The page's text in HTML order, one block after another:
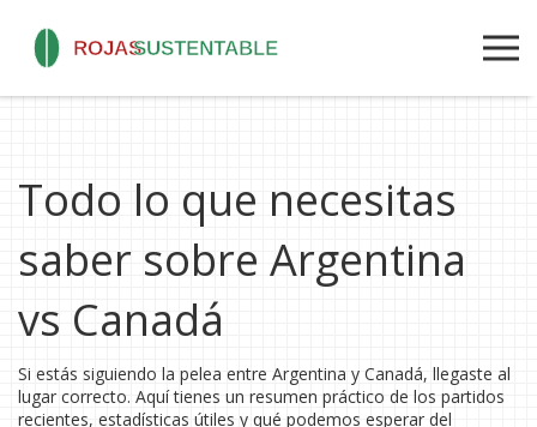
Todo lo que necesitas
saber sobre Argentina
vs Canadá
Si estás siguiendo la pelea entre Argentina y Canadá, llegaste al
lugar correcto. Aquí tienes un resumen práctico de los partidos
recientes, estadísticas útiles y qué podemos esperar del